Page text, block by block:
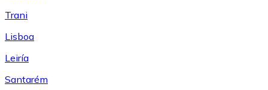
Trani
Lisboa
Leiría
Santarém